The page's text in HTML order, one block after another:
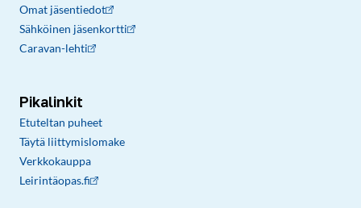
Omat jäsentiedot
Sähköinen jäsenkortti
Caravan-lehti
Pikalinkit
Etuteltan puheet
Täytä liittymislomake
Verkkokauppa
Leirintäopas.fi